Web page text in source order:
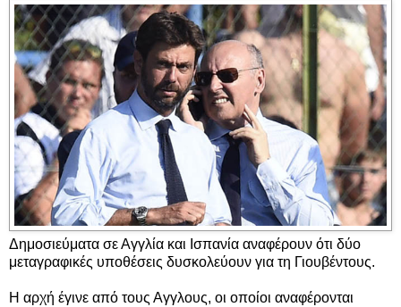
Δημοσιεύματα σε Αγγλία και Ισπανία αναφέρουν ότι δύο
μεταγραφικές υποθέσεις δυσκολεύουν για τη Γιουβέντους.
Η αρχή έγινε από τους Αγγλους, οι οποίοι αναφέρονται